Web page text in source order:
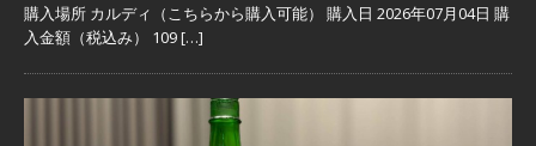
購入場所 カルディ（こちらから購入可能） 購入日 2026年07月04日 購
入金額（税込み） 109[…]